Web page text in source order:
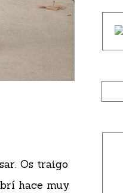
Os traigo
hace muy